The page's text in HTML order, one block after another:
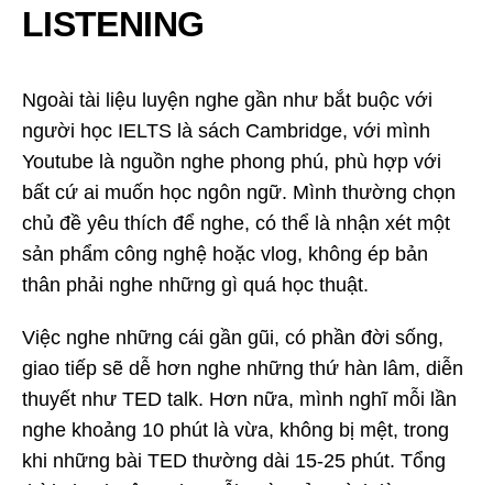
LISTENING
Ngoài tài liệu luyện nghe gần như bắt buộc với
người học IELTS là sách Cambridge, với mình
Youtube là nguồn nghe phong phú, phù hợp với
bất cứ ai muốn học ngôn ngữ. Mình thường chọn
chủ đề yêu thích để nghe, có thể là nhận xét một
sản phẩm công nghệ hoặc vlog, không ép bản
thân phải nghe những gì quá học thuật.
Việc nghe những cái gần gũi, có phần đời sống,
giao tiếp sẽ dễ hơn nghe những thứ hàn lâm, diễn
thuyết như TED talk. Hơn nữa, mình nghĩ mỗi lần
nghe khoảng 10 phút là vừa, không bị mệt, trong
khi những bài TED thường dài 15-25 phút. Tổng